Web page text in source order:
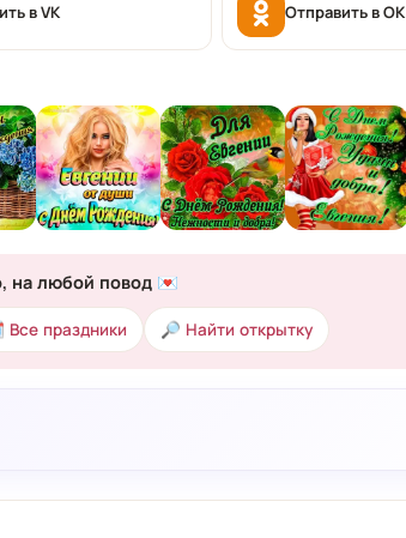
в VK Отправить в OK
на любой повод 💌
праздники 🔎 Найти открытку